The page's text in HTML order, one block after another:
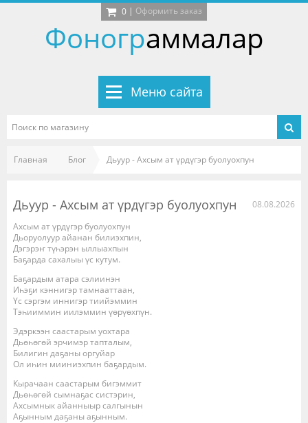
0 | Оформить заказ
Фонограммалар
Меню сайта
Главная Блог Дьуур - Ахсым ат үрдүгэр буолуохпун
08.08.2026
Дьуур - Ахсым ат үрдүгэр буолуохпун
Ахсым ат үрдүгэр буолуохпун
Дьоруолуур айанан билиэхпин,
Дэгэрэҥ түһэрэн ыллыахпын
Баҕарда сахалыы үс кутум.
Баҕардым атара сэлиинэн
Иһэҕи кэннигэр тамнааттаан,
Үс сэргэм иннигэр тиийэммин
Тэһииммин иилэммин үөрүөхпүн.
Эдэркээн саастарым уохтара
Дьөһөгөй эрчимэр тапталым,
Билигин даҕаны оргуйар
Ол иһин мииниэхпин баҕардым.
Кырачаан саастарым бигэммит
Дьөһөгөй сымнаҕас систэрин,
Ахсымнык айанныыр салгынын
Аҕынным даҕаны аҕынным.